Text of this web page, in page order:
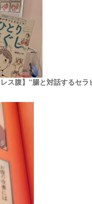
ス腹】“腸と対話するセラ